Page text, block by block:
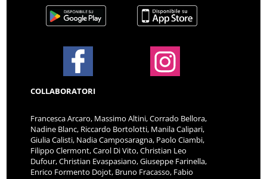
COLLABORATORI
Francesca Arcaro, Massimo Altini, Corrado Bellora,
Nadine Blanc, Riccardo Bortolotti, Manila Calipari,
Giulia Calisti, Nadia Camposaragna, Paolo Ciambi,
Filippo Clermont, Carol Di Vito, Christian Leo
Dufour, Christian Evaspasiano, Giuseppe Farinella,
Enrico Formento Dojot, Bruno Fracasso, Fabio